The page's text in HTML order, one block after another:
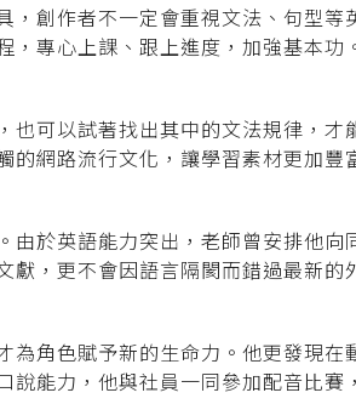
創作者不一定會重視文法、句型
專心上課、跟上進度，加強基本功
可以試著找出其中的文法規律，
網路流行文化，讓學習素材更加豐
由於英語能力突出，老師曾安排他
，更不會因語言隔閡而錯過最新的
角色賦予新的生命力。他更發現
能力，他與社員一同參加配音比賽